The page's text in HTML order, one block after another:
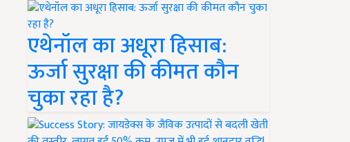
एथेनॉल का अधूरा हिसाब:
ऊर्जा सुरक्षा की कीमत कौन
चुका रहा है?